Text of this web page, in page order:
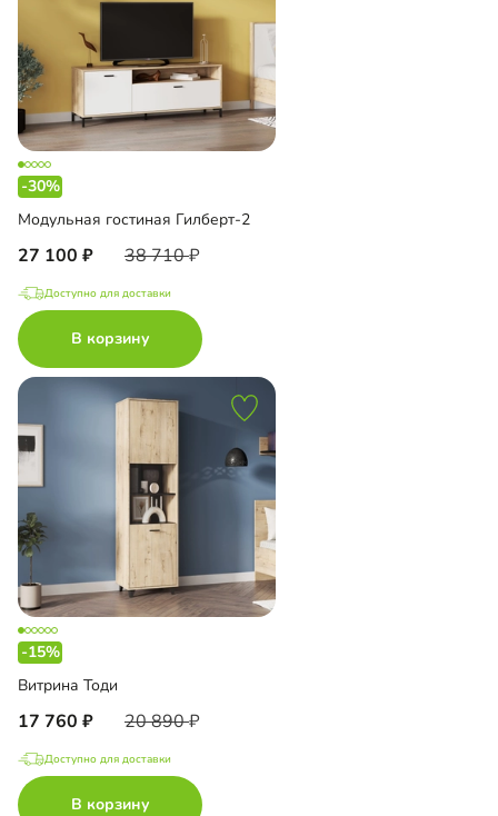
-30%
Модульная гостиная Гилберт-2
27 100 38 710
Доступно для доставки
В корзину
-15%
Витрина Тоди
17 760 20 890
Доступно для доставки
В корзину